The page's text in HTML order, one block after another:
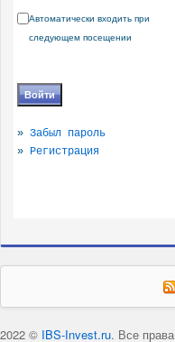
Автоматически входить при
следующем посещении
» Забыл пароль
» Регистрация
2022 © IBS-Invest.ru. Все права